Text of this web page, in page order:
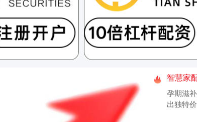
智慧家
孕期滋
出独特